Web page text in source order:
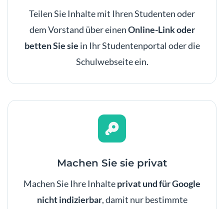
Teilen Sie Inhalte mit Ihren Studenten oder
dem Vorstand über einenOnline-Link oder
betten Sie sie in Ihr Studentenportal oder die
Schulwebseite ein.
Machen Sie sie privat
Machen Sie Ihre Inhalteprivat und für Google
nicht indizierbar, damit nur bestimmte